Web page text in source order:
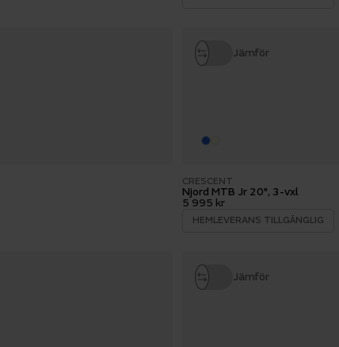
Jämför
CRESCENT
Njord MTB Jr 20", 3-vxl
5 995 kr
HEMLEVERANS TILLGÄNGLIG
Jämför